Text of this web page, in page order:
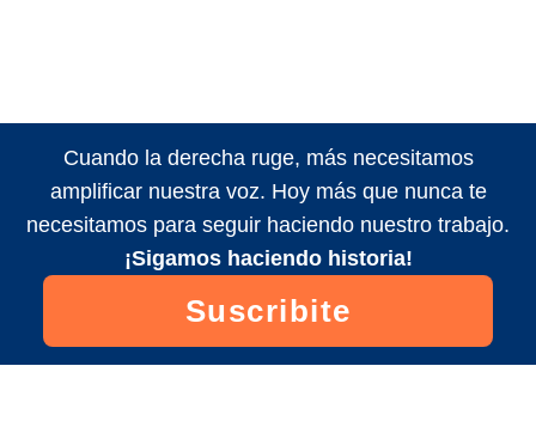
Cuando la derecha ruge, más necesitamos
amplificar nuestra voz. Hoy más que nunca te
necesitamos para seguir haciendo nuestro trabajo.
¡Sigamos haciendo historia!
Suscribite